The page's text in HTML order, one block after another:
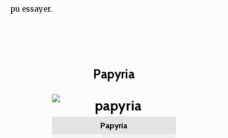
pu essayer.
Papyria
Papyria